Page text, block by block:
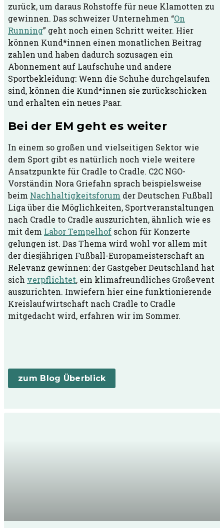
zurück, um daraus Rohstoffe für neue Klamotten zu
gewinnen. Das schweizer Unternehmen “On
Running” geht noch einen Schritt weiter. Hier
können Kund*innen einen monatlichen Beitrag
zahlen und haben dadurch sozusagen ein
Abonnement auf Laufschuhe und andere
Sportbekleidung: Wenn die Schuhe durchgelaufen
sind, können die Kund*innen sie zurückschicken
und erhalten ein neues Paar.
Bei der EM geht es weiter
In einem so großen und vielseitigen Sektor wie
dem Sport gibt es natürlich noch viele weitere
Ansatzpunkte für Cradle to Cradle. C2C NGO-
Vorständin Nora Griefahn sprach beispielsweise
beim Nachhaltigkeitsforum der Deutschen Fußball
Liga über die Möglichkeiten, Sportveranstaltungen
nach Cradle to Cradle auszurichten, ähnlich wie es
mit dem Labor Tempelhof schon für Konzerte
gelungen ist. Das Thema wird wohl vor allem mit
der diesjährigen Fußball-Europameisterschaft an
Relevanz gewinnen: der Gastgeber Deutschland hat
sich verpflichtet, ein klimafreundliches Großevent
auszurichten. Inwiefern hier eine funktionierende
Kreislaufwirtschaft nach Cradle to Cradle
mitgedacht wird, erfahren wir im Sommer.
zum Blog Überblick